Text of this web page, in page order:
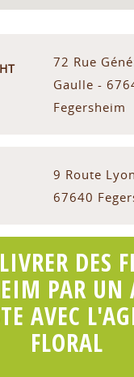
72 Rue
Gaulle -
Fegersheim
9 Route
67640
DES
PAR
AVEC
FLORAL